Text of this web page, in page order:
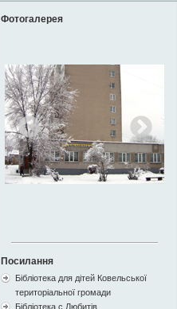
Фотогалерея
Посилання
Бібліотека для дітей Ковельської
територіальної громади
Бібліотека с.Любитів